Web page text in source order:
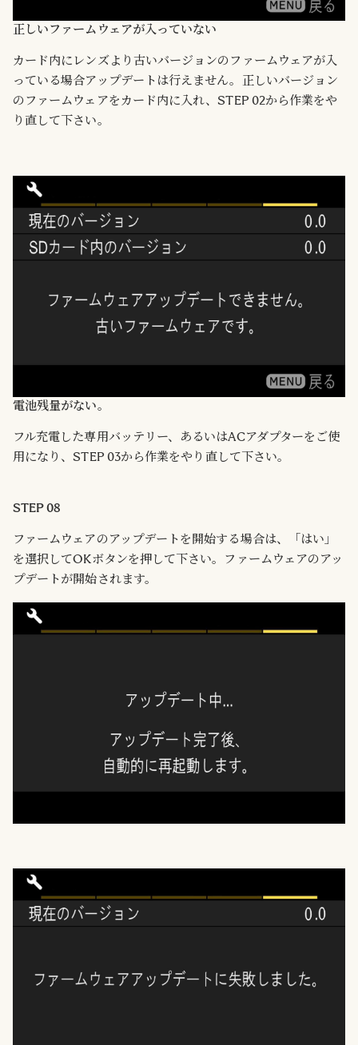
正しいファームウェアが入っていない
カード内にレンズより古いバージョンのファームウェアが入
っている場合アップデートは行えません。正しいバージョン
のファームウェアをカード内に入れ、STEP 02から作業をや
り直して下さい。
電池残量がない。
フル充電した専用バッテリー、あるいはACアダプターをご使
用になり、STEP 03から作業をやり直して下さい。
STEP 08
ファームウェアのアップデートを開始する場合は、「はい」
を選択してOKボタンを押して下さい。ファームウェアのアッ
プデートが開始されます。